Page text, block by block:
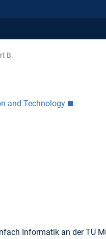
B.
and Technology
Informatik an der TU